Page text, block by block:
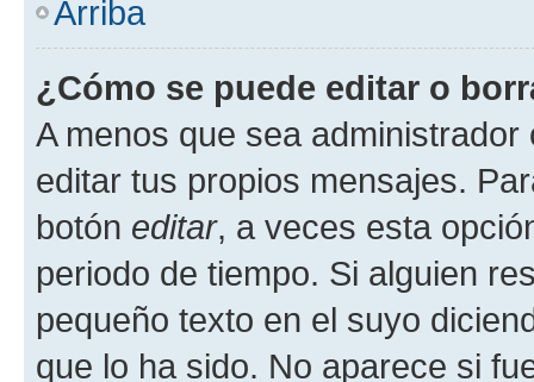
Arriba
¿Cómo se puede editar o
A menos que sea
editar tus propios mensajes.
botón editar, a veces esta
periodo de tiempo. Si alguien
pequeño texto en el suyo
que lo ha sido. No aparece si